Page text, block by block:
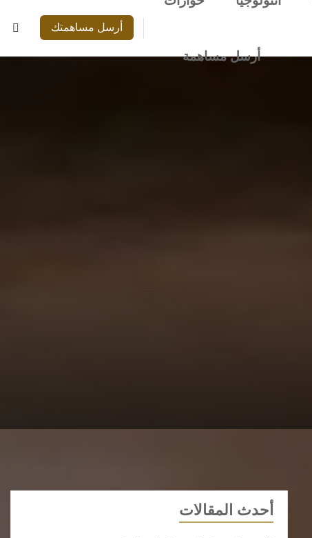
أرسل مساهمة
أرسل مساهمتك
أحدث المقالات